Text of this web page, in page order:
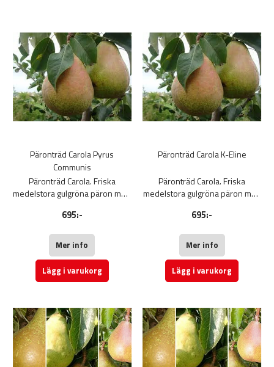
Päronträd Carola Pyrus
Communis
Päronträd Carola. Friska
medelstora gulgröna päron med
Päron Carola har ett fint, fast och
smak. Kan lagras kylt till januari.
Fruktträd
695:-
Mer info
Lägg i varukorg
Päronträd Carola K-Eline
Päronträd Carola. Friska
medelstora gulgröna päron med
Päron Carola har ett fint, fast och
smak. Kan lagras kylt till januari.
Fruktträd
695:-
Mer info
Lägg i varukorg